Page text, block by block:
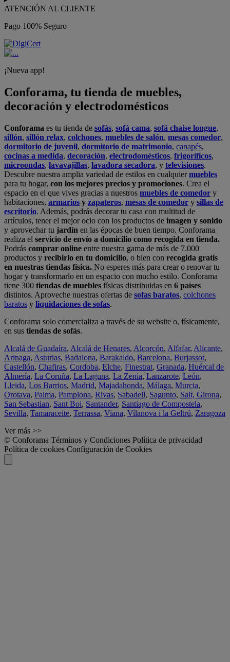
ATENCIÓN AL CLIENTE
Pago 100% Seguro
¡Nueva app!
Conforama, tu tienda de muebles,
decoración y electrodomésticos
Conforama es tu tienda de sofás, sofá cama, sofá chaise longue,
sillón, sillón relax, colchones, muebles de salón, mesas comedor,
dormitorio de juvenil, dormitorio de matrimonio, canapés,
cocinas a medida, decoración, electrodomésticos, frigoríficos,
microondas, lavavajillas, lavadora secadora, y televisiones.
Descubre nuestra amplia variedad de estilos en cualquiermuebles
para tu hogar, con los mejores precios y promociones. Crea el
espacio en el que vives gracias a nuestros muebles de comedor y
habitaciones, armarios y zapateros, mesas de comedor y sillas de
escritorio. Además, podrás decorar tu casa con multitud de
artículos, tener el mejor ocio con los productos de imagen y sonido
y aprovechar tu jardín en las épocas de buen tiempo. Conforama
realiza el servicio de envío a domicilio como recogida en tienda.
Podrás comprar online entre nuestra gama de más de 7.000
productos y recibirlo en tu domicilio, o bien con recogida gratis
en nuestras tiendas física. No esperes más para crear o renovar tu
hogar y transformarlo en un espacio con mucho estilo. Conforama
tiene 300 tiendas de muebles físicas distribuidas en 6 países
distintos. Aproveche nuestras ofertas de sofas baratos, colchones
baratos y liquidaciones de sofas.
Conforama solo comercializa a través de su website o, físicamente,
en sus tiendas de sofás.
Alcalá de Guadaíra, Alcalá de Henares, Alcorcón, Alfafar, Alicante,
Arinaga, Asturias, Badalona, Barakaldo, Barcelona, Burjassot,
Castellón, Chafiras, Cordoba, Elche, Finestrat, Granada, Huércal de
Almería, La Coruña, La Laguna, La Zenia, Lanzarote, León,
Lleida, Los Barrios, Madrid, Majadahonda, Málaga, Murcia,
Orotava, Palma, Pamplona, Rivas, Sabadell, Sagunto, Salt, Girona,
San Sebastian, Sant Boi, Santander, Santiago de Compostela,
Sevilla, Tamaraceite, Terrassa, Viana, Vilanova i la Geltrú, Zaragoza
Ver más >>
© Conforama Términos y Condiciones Política de privacidad
Política de cookies Configuración de Cookies